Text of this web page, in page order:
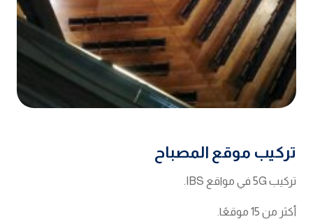
تركيب موقع المصباح
تركيب 5G في مواقع IBS.
أكثر من 15 موقعًا.